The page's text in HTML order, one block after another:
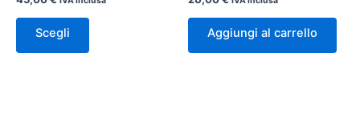
Scegli
del
prodotto
Aggiungi al carrello